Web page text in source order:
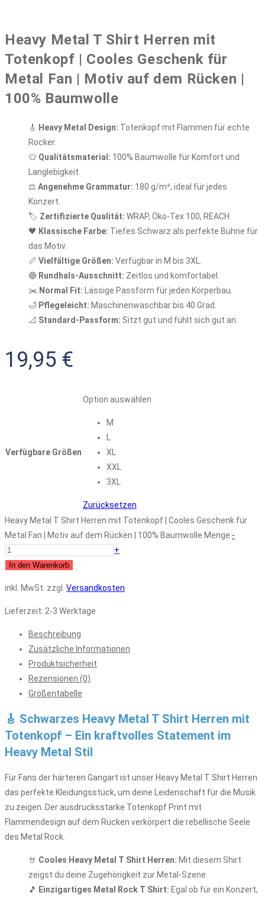
Heavy Metal T Shirt Herren mit
Totenkopf | Cooles Geschenk für
Metal Fan | Motiv auf dem Rücken |
100% Baumwolle
🎸 Heavy Metal Design: Totenkopf mit Flammen für echte
Rocker.
👕 Qualitätsmaterial: 100% Baumwolle für Komfort und
Langlebigkeit.
⚖️ Angenehme Grammatur: 180 g/m², ideal für jedes
Konzert.
🏷️ Zertifizierte Qualität: WRAP, Öko-Tex 100, REACH.
🖤 Klassische Farbe: Tiefes Schwarz als perfekte Bühne für
das Motiv.
📏 Vielfältige Größen: Verfügbar in M bis 3XL.
🔵 Rundhals-Ausschnitt: Zeitlos und komfortabel.
✂️ Normal Fit: Lässige Passform für jeden Körperbau.
🛁 Pflegeleicht: Maschinenwaschbar bis 40 Grad.
📐 Standard-Passform: Sitzt gut und fühlt sich gut an.
19,95 €
Verfügbare Größen
Option auswählen
M
XL
XXL
3XL
Zurücksetzen
Heavy Metal T Shirt Herren mit Totenkopf | Cooles Geschenk für
Metal Fan | Motiv auf dem Rücken | 100% Baumwolle Menge -
+
In den Warenkorb
inkl. MwSt. zzgl. Versandkosten
Lieferzeit: 2-3 Werktage
Beschreibung
Zusätzliche Informationen
Produktsicherheit
Rezensionen (0)
Größentabelle
🎸 Schwarzes Heavy Metal T Shirt Herren mit
Totenkopf – Ein kraftvolles Statement im
Heavy Metal Stil
Für Fans der härteren Gangart ist unser Heavy Metal T Shirt Herren
das perfekte Kleidungsstück, um deine Leidenschaft für die Musik
zu zeigen. Der ausdrucksstarke Totenkopf Print mit
Flammendesign auf dem Rücken verkörpert die rebellische Seele
des Metal Rock.
🤘 Cooles Heavy Metal T Shirt Herren: Mit diesem Shirt
zeigst du deine Zugehörigkeit zur Metal-Szene.
🎵 Einzigartiges Metal Rock T Shirt: Egal ob für ein Konzert,